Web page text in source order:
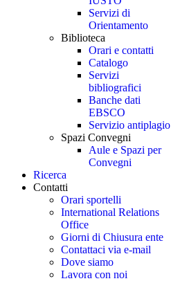
Servizi di
Orientamento
Biblioteca
Orari e contatti
Catalogo
Servizi
bibliografici
Banche dati
EBSCO
Servizio antiplagio
Spazi Convegni
Aule e Spazi per
Convegni
Ricerca
Contatti
Orari sportelli
International Relations
Office
Giorni di Chiusura ente
Contattaci via e-mail
Dove siamo
Lavora con noi